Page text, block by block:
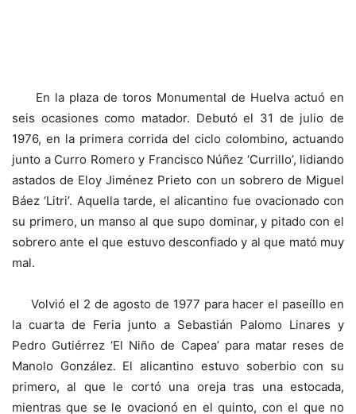
En la plaza de toros Monumental de Huelva actuó en
seis ocasiones como matador. Debutó el 31 de julio de
1976, en la primera corrida del ciclo colombino, actuando
junto a Curro Romero y Francisco Núñez ‘Currillo’, lidiando
astados de Eloy Jiménez Prieto con un sobrero de Miguel
Báez ‘Litri’. Aquella tarde, el alicantino fue ovacionado con
su primero, un manso al que supo dominar, y pitado con el
sobrero ante el que estuvo desconfiado y al que mató muy
mal.
Volvió el 2 de agosto de 1977 para hacer el paseíllo en
la cuarta de Feria junto a Sebastián Palomo Linares y
Pedro Gutiérrez ‘El Niño de Capea’ para matar reses de
Manolo González. El alicantino estuvo soberbio con su
primero, al que le cortó una oreja tras una estocada,
mientras que se le ovacionó en el quinto, con el que no